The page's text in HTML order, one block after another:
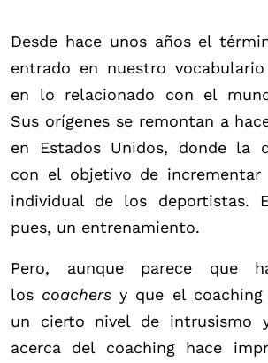
Desde hace unos años el
entrado en nuestro
en lo relacionado con el
Sus orígenes se remontan a
en Estados Unidos, donde la
con el objetivo de incrementar
individual de los deportistas.
pues, un entrenamiento.
Pero, aunque parece que
los coachers y que el
un cierto nivel de intrusismo
acerca del coaching hace